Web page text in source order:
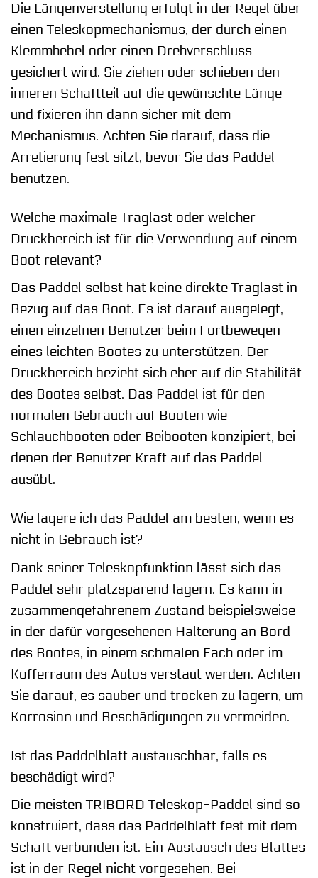
Die Längenverstellung erfolgt in der Regel über
einen Teleskopmechanismus, der durch einen
Klemmhebel oder einen Drehverschluss
gesichert wird. Sie ziehen oder schieben den
inneren Schaftteil auf die gewünschte Länge
und fixieren ihn dann sicher mit dem
Mechanismus. Achten Sie darauf, dass die
Arretierung fest sitzt, bevor Sie das Paddel
benutzen.
Welche maximale Traglast oder welcher
Druckbereich ist für die Verwendung auf einem
Boot relevant?
Das Paddel selbst hat keine direkte Traglast in
Bezug auf das Boot. Es ist darauf ausgelegt,
einen einzelnen Benutzer beim Fortbewegen
eines leichten Bootes zu unterstützen. Der
Druckbereich bezieht sich eher auf die Stabilität
des Bootes selbst. Das Paddel ist für den
normalen Gebrauch auf Booten wie
Schlauchbooten oder Beibooten konzipiert, bei
denen der Benutzer Kraft auf das Paddel
ausübt.
Wie lagere ich das Paddel am besten, wenn es
nicht in Gebrauch ist?
Dank seiner Teleskopfunktion lässt sich das
Paddel sehr platzsparend lagern. Es kann in
zusammengefahrenem Zustand beispielsweise
in der dafür vorgesehenen Halterung an Bord
des Bootes, in einem schmalen Fach oder im
Kofferraum des Autos verstaut werden. Achten
Sie darauf, es sauber und trocken zu lagern, um
Korrosion und Beschädigungen zu vermeiden.
Ist das Paddelblatt austauschbar, falls es
beschädigt wird?
Die meisten TRIBORD Teleskop-Paddel sind so
konstruiert, dass das Paddelblatt fest mit dem
Schaft verbunden ist. Ein Austausch des Blattes
ist in der Regel nicht vorgesehen. Bei